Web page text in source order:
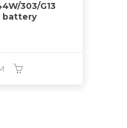
303/G13
battery